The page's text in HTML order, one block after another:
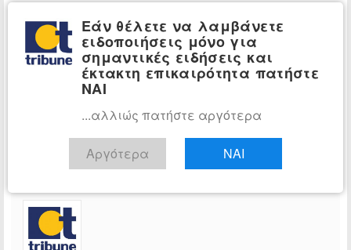
Εάν θέλετε να λαμβάνετε
ειδοποιήσεις μόνο για
σημαντικές ειδήσεις και
έκτακτη επικαιρότητα πατήστε
ΝΑΙ
...αλλιώς πατήστε αργότερα
Αργότερα ΝΑΙ